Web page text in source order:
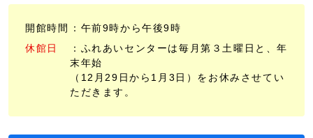
開館時間
：午前9時から午後9時
休館日
：ふれあいセンターは毎月第３土曜日と、年
末年始
（12月29日から1月3日）をお休みさせてい
ただきます。